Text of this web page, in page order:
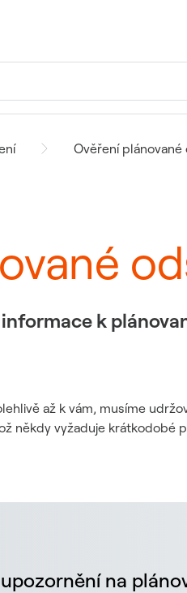
Ověření plánované
k
až k vám, musíme
někdy vyžaduje krátkodobé
na